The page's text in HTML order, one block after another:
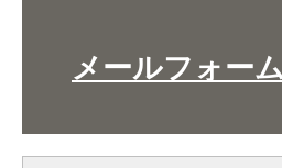
メールフォー